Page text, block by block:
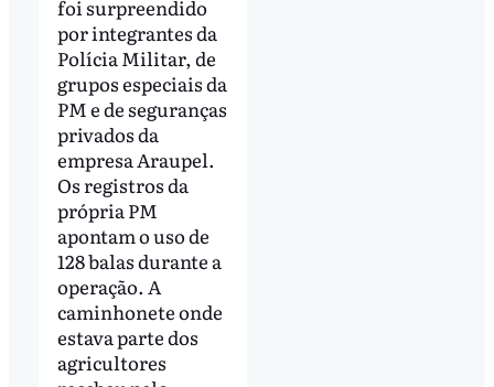
foi surpreendido
por integrantes da
Polícia Militar, de
grupos especiais da
PM e de seguranças
privados da
empresa Araupel.
Os registros da
própria PM
apontam o uso de
128 balas durante a
operação. A
caminhonete onde
estava parte dos
agricultores